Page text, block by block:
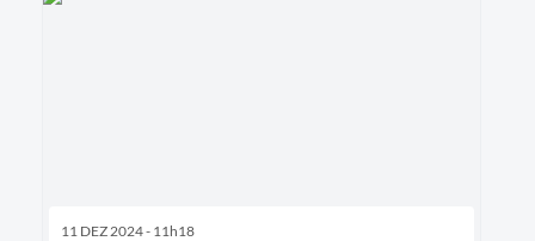
11 DEZ 2024 - 11h18